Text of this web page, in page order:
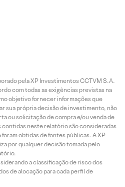
pela XP Investimentos CCTVM S.A.
com todas as exigências previstas na
objetivo fornecer informações que
sua própria decisão de investimento, não
ou solicitação de compra e/ou venda de
neste relatório são consideradas
foram obtidas de fontes públicas. A XP
por qualquer decisão tomada pelo
a classificação de risco dos
de alocação para cada perfil de